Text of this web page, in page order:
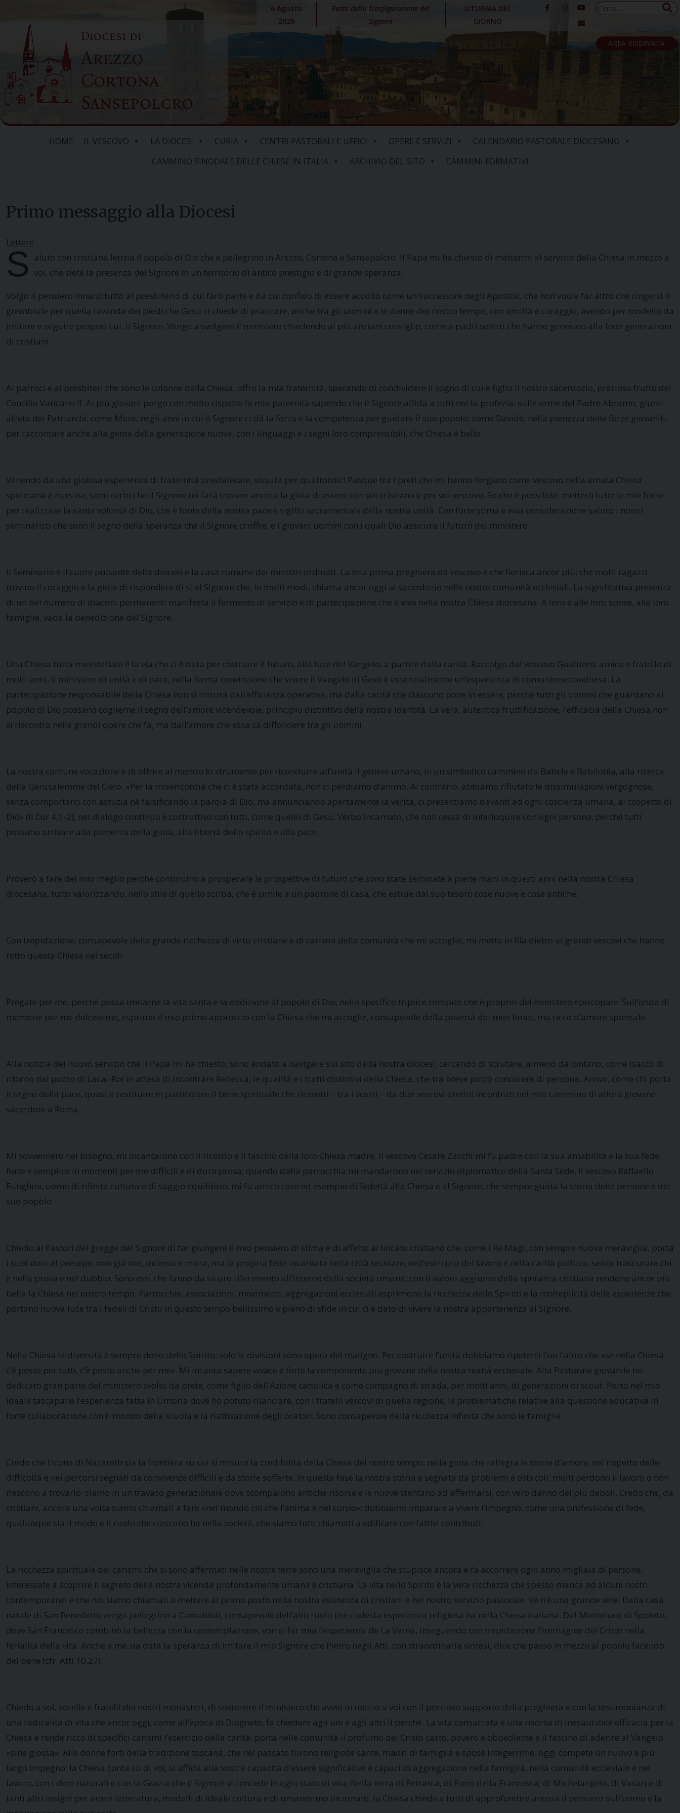
content
Diocesi di
Arezzo
Cortona
Sansepolcro
6 Agosto
2026
Festa della Trasfigurazione del
Signore
LITURGIA DEL
GIORNO
Ricerca
AREA RISERVATA
HOME IL VESCOVO LA DIOCESI CURIA CENTRI PASTORALI E UFFICI OPERE E SERVIZI
CALENDARIO PASTORALE DIOCESANO
CAMMINO SINODALE DELLE CHIESE IN ITALIA
ARCHIVIO DEL SITO CAMMINI FORMATIVI
Primo messaggio alla Diocesi
Lettere
S aluto con cristiana letizia il popolo di Dio che è pellegrino in Arezzo, Cortona e Sansepolcro. Il Papa mi ha chiesto di mettermi al servizio della Chiesa in mezzo a
voi, che siete la presenza del Signore in un territorio di antico prestigio e di grande speranza.
Volgo il pensiero innanzitutto al presbiterio di cui farò parte e da cui confido di essere accolto come un successore degli Apostoli, che non vuole far altro che cingersi il
grembiule per quella lavanda dei piedi che Gesù ci chiede di praticare, anche tra gli uomini e le donne del nostro tempo, con umiltà e coraggio, avendo per modello da
imitare e seguire proprio Lui, il Signore. Vengo a svolgere il ministero chiedendo ai più anziani consiglio, come a padri solerti che hanno generato alla fede generazioni
di cristiani.
Ai parroci e ai presbiteri che sono le colonne della Chiesa, offro la mia fraternità, sperando di condividere il sogno di cui è figlio il nostro sacerdozio, prezioso frutto del
Concilio Vaticano II. Ai più giovani porgo con molto rispetto la mia paternità sapendo che il Signore affida a tutti noi la profezia: sulle orme del Padre Abramo, giunti
all’età dei Patriarchi; come Mosè, negli anni in cui il Signore ci dà la forza e la competenza per guidare il suo popolo; come Davide, nella pienezza delle forze giovanili,
per raccontare anche alla gente della generazione nuova, con i linguaggi e i segni loro comprensibili, che Chiesa è bello.
Venendo da una gioiosa esperienza di fraternità presbiterale, vissuta per quattordici Pasque tra i preti che mi hanno forgiato come vescovo nella amata Chiesa
spoletana e nursina, sono certo che il Signore mi farà trovare ancora la gioia di essere con voi cristiano e per voi vescovo. So che è possibile: metterò tutte le mie forze
per realizzare la santa volontà di Dio, che è fonte della nostra pace e sigillo sacramentale della nostra unità. Con forte stima e viva considerazione saluto i nostri
seminaristi che sono il segno della speranza che il Signore ci offre, e i giovani uomini con i quali Dio assicura il futuro del ministero.
Il Seminario è il cuore pulsante della diocesi e la casa comune dei ministri ordinati. La mia prima preghiera da vescovo è che fiorisca ancor più; che molti ragazzi
trovino il coraggio e la gioia di rispondere di sì al Signore che, in molti modi, chiama ancor oggi al sacerdozio nelle nostre comunità ecclesiali. La significativa presenza
di un bel numero di diaconi permanenti manifesta il fermento di servizio e di partecipazione che è vivo nella nostra Chiesa diocesana. A loro e alle loro spose, alle loro
famiglie, vada la benedizione del Signore.
Una Chiesa tutta ministeriale è la via che ci è data per costruire il futuro, alla luce del Vangelo, a partire dalla carità. Raccolgo dal vescovo Gualtiero, amico e fratello di
molti anni, il ministero di unità e di pace, nella ferma convinzione che vivere il Vangelo di Gesù è essenzialmente un’esperienza di comunione condivisa. La
partecipazione responsabile della Chiesa non si misura dall’efficienza operativa, ma dalla carità che ciascuno pone in essere, perché tutti gli uomini che guardano al
popolo di Dio possano coglierne il segno dell’amore vicendevole, principio distintivo della nostra identità. La vera, autentica fruttificazione, l’efficacia della Chiesa non
si riscontra nelle grandi opere che fa, ma dall’amore che essa sa diffondere tra gli uomini.
La nostra comune vocazione è di offrire al mondo lo strumento per ricondurre all’unità il genere umano, in un simbolico cammino da Babele e Babilonia, alla ricerca
della Gerusalemme del Cielo. «Per la misericordia che ci è stata accordata, non ci perdiamo d’animo. Al contrario, abbiamo rifiutato le dissimulazioni vergognose,
senza comportarci con astuzia né falsificando la parola di Dio, ma annunciando apertamente la verità, ci presentiamo davanti ad ogni coscienza umana, al cospetto di
Dio» (II Cor 4,1-2), nel dialogo continuo e costruttivo con tutti, come quello di Gesù, Verbo incarnato, che non cessa di interloquire con ogni persona, perché tutti
possano arrivare alla pienezza della gioia, alla libertà dello spirito e alla pace.
Proverò a fare del mio meglio perché continuino a prosperare le prospettive di futuro che sono state seminate a piene mani in questi anni nella nostra Chiesa
diocesana, tutto valorizzando, nello stile di quello scriba, che è simile a un padrone di casa, che estrae dal suo tesoro cose nuove e cose antiche.
Con trepidazione, consapevole della grande ricchezza di virtù cristiane e di carismi della comunità che mi accoglie, mi metto in fila dietro ai grandi vescovi che hanno
retto questa Chiesa nei secoli.
Pregate per me, perché possa imitarne la vita santa e la dedizione al popolo di Dio, nello specifico triplice compito che è proprio del ministero episcopale. Sull’onda di
memorie per me dolcissime, esprimo il mio primo approccio con la Chiesa che mi accoglie, consapevole della povertà dei miei limiti, ma ricco d’amore sponsale.
Alla notizia del nuovo servizio che il Papa mi ha chiesto, sono andato a navigare sul sito della nostra diocesi, cercando di scrutare, almeno da lontano, come Isacco di
ritorno dal pozzo di Lacai-Roi in attesa di incontrare Rebecca, le qualità e i tratti distintivi della Chiesa, che tra breve potrò conoscere di persona. Arrivo, come chi porta
il segno della pace, quasi a restituire in particolare il bene spirituale che ricevetti – tra i vostri – da due vescovi aretini incontrati nel mio cammino di allora giovane
sacerdote a Roma.
Mi sovvennero nel bisogno, mi incantarono con il ricordo e il fascino della loro Chiesa madre. Il vescovo Cesare Zacchi mi fu padre con la sua amabilità e la sua fede
forte e semplice in momenti per me difficili e di dura prova, quando dalla parrocchia mi mandarono nel servizio diplomatico della Santa Sede. Il vescovo Raffaello
Funghini, uomo di rifinita cultura e di saggio equilibrio, mi fu amico caro ed esempio di fedeltà alla Chiesa e al Signore, che sempre guida la storia delle persone e del
suo popolo.
Chiedo ai Pastori del gregge del Signore di far giungere il mio pensiero di stima e di affetto al laicato cristiano che, come i Re Magi, con sempre nuova meraviglia, porta
i suoi doni al presepe: non già oro, incenso e mirra, ma la propria fede incarnata nella città secolare, nell’esercizio del lavoro e nella carità politica, senza trascurare chi
è nella prova e nel dubbio. Sono essi che fanno da sicuro riferimento all’interno della società umana; con il valore aggiunto della speranza cristiana rendono ancor più
bella la Chiesa nel nostro tempo. Parrocchie, associazioni, movimenti, aggregazioni ecclesiali esprimono la ricchezza dello Spirito e la molteplicità delle esperienze che
portano nuova luce tra i fedeli di Cristo in questo tempo bellissimo e pieno di sfide in cui ci è dato di vivere la nostra appartenenza al Signore.
Nella Chiesa la diversità è sempre dono dello Spirito; solo le divisioni sono opera del maligno. Per costruire l’unità dobbiamo ripeterci l’un l’altro che «se nella Chiesa
c’è posto per tutti, c’è posto anche per me». Mi incanta sapere vivace e forte la componente più giovane della nostra realtà ecclesiale. Alla Pastorale giovanile ho
dedicato gran parte del ministero svolto da prete, come figlio dell’Azione cattolica e come compagno di strada, per molti anni, di generazioni di scout. Porto nel mio
ideale tascapane l’esperienza fatta in Umbria dove ho potuto rilanciare, con i fratelli vescovi di quella regione, le problematiche relative alla questione educativa in
forte collaborazione con il mondo della scuola e la riattivazione degli oratori. Sono consapevole della ricchezza infinita che sono le famiglie.
Credo che l’icona di Nazareth sia la frontiera su cui si misura la credibilità della Chiesa del nostro tempo, nella gioia che rallegra le storie d’amore; nel rispetto delle
difficoltà e nei percorsi segnati da convivenze difficili e da storie sofferte. In questa fase la nostra storia è segnata da problemi e ostacoli: molti perdono il lavoro o non
riescono a trovarlo; siamo in un travaso generazionale dove scompaiono antiche risorse e le nuove stentano ad affermarsi, con vero danno dei più deboli. Credo che, da
cristiani, ancora una volta siamo chiamati a fare «nel mondo ciò che l’anima è nel corpo»: dobbiamo imparare a vivere l’impegno, come una professione di fede,
qualunque sia il modo e il ruolo che ciascuno ha nella società, che siamo tutti chiamati a edificare con fattivi contributi.
La ricchezza spirituale dei carismi che si sono affermati nelle nostre terre sono una meraviglia che stupisce ancora e fa accorrere ogni anno migliaia di persone,
interessate a scoprire il segreto della nostra vicenda profondamente umana e cristiana. La vita nello Spirito è la vera ricchezza che spesso manca ad alcuni nostri
contemporanei e che noi siamo chiamati a mettere al primo posto nella nostra esistenza di cristiani e nel nostro servizio pastorale. Ve n’è una grande sete. Dalla casa
natale di San Benedetto vengo pellegrino a Camaldoli, consapevole dell’alto ruolo che codesta esperienza religiosa ha nella Chiesa italiana. Dal Monteluco di Spoleto,
dove San Francesco combinò la bellezza con la contemplazione, vorrei far mia l’esperienza de La Verna, inseguendo con trepidazione l’immagine del Cristo nella
ferialità della vita. Anche a me sia data la speranza di imitare il mio Signore che Pietro negli Atti, con straordinaria sintesi, dice che passò in mezzo al popolo facendo
del bene (cfr. Atti 10,27).
Chiedo a voi, sorelle e fratelli dei nostri monasteri, di sostenere il ministero che avvio in mezzo a voi con il prezioso supporto della preghiera e con la testimonianza di
una radicalità di vita che ancor oggi, come all’epoca di Diogneto, fa chiedere agli uni e agli altri il perché. La vita consacrata è una risorsa di inesauribile efficacia per la
Chiesa e rende ricco di specifici carismi l’esercizio della carità; porta nelle comunità il profumo del Cristo casto, povero e obbediente e il fascino di aderire al Vangelo
«sine glossa». Alle donne forti della tradizione toscana, che nel passato furono religiose sante, madri di famiglia e spose integerrime, oggi compete un nuovo e più
largo impegno: la Chiesa conta su di voi, si affida alla vostra capacità d’essere significative e capaci di aggregazione nella famiglia, nella comunità ecclesiale e nel
lavoro, con i doni naturali e con la Grazia che il Signore vi concede in ogni stato di vita. Nella terra di Petrarca, di Piero della Francesca, di Michelangelo, di Vasari e di
tanti altri insigni per arte e letteratura, modelli di ideale cultura e di umanesimo incarnato, la Chiesa chiede a tutti di approfondire ancora il pensiero sull’uomo e la